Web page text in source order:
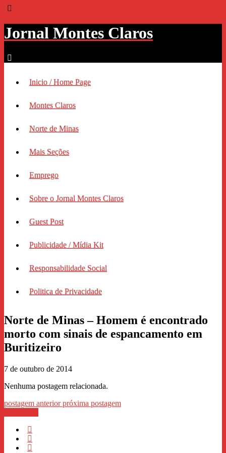
Jornal Montes Claros
Inicio / Home Page
Montes Claros
Norte de Minas
Mais Seções
Emprego
Sobre o Jornal Montes Claros
Guest Post
Publicidade / Mídia Kit
Responsabilidade Social
Politica de Privacidade
Norte de Minas – Homem é encontrado
morto com sinais de espancamento em
Buritizeiro
7 de outubro de 2014
Nenhuma postagem relacionada.
postagem anteriorpróxima postagem